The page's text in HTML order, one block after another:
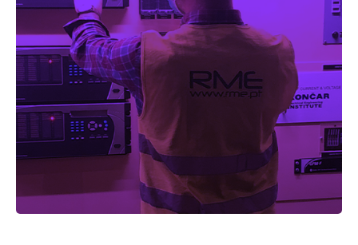
Riba D`Ave da REN
Fornecimento, montagem e colocação em serviço das
protecções de barras da Subestação.